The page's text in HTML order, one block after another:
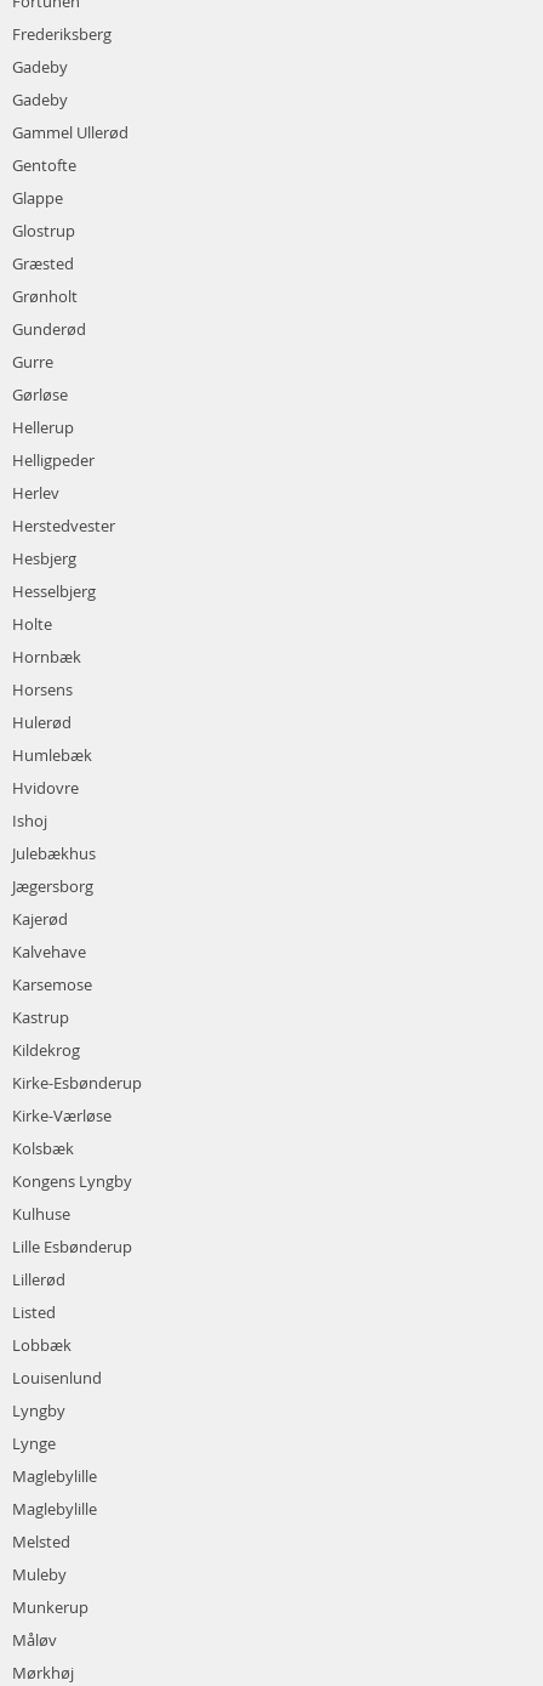
Frederiksberg
Gadeby
Gadeby
Gammel Ullerød
Gentofte
Glappe
Glostrup
Græsted
Grønholt
Gunderød
Gurre
Gørløse
Hellerup
Helligpeder
Herlev
Herstedvester
Hesbjerg
Hesselbjerg
Holte
Hornbæk
Horsens
Hulerød
Humlebæk
Hvidovre
Ishoj
Julebækhus
Jægersborg
Kajerød
Kalvehave
Karsemose
Kastrup
Kildekrog
Kirke-Esbønderup
Kirke-Værløse
Kolsbæk
Kongens Lyngby
Kulhuse
Lille Esbønderup
Lillerød
Listed
Lobbæk
Louisenlund
Lyngby
Lynge
Maglebylille
Maglebylille
Melsted
Muleby
Munkerup
Måløv
Mørkhøj